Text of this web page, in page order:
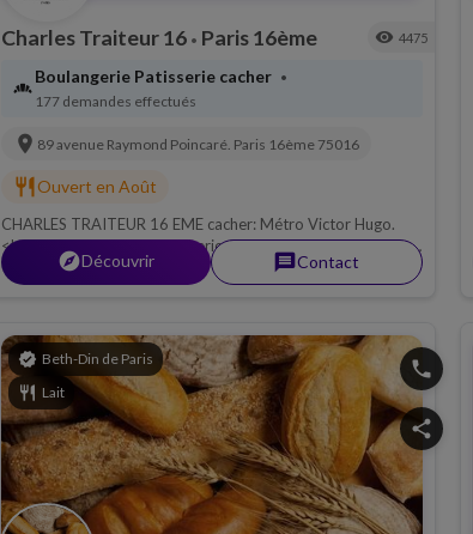
Charles Traiteur 16 • Paris 16ème visibility 4475
bakery_dining
Boulangerie Patisserie cacher •
177 demandes effectués
location_on 89 avenue Raymond Poincaré. Paris 16ème 75016
restaurant Ouvert en Août
CHARLES TRAITEUR 16 EME cacher: Métro Victor Hugo.
<br> Ligne 2.<br> Sandwicherie Cacher sous le controle du
Beth Din de Paris, Viande.
explorerDécouvrir messageContact
verified Beth-Din de Paris
restaurant Lait
phone
share